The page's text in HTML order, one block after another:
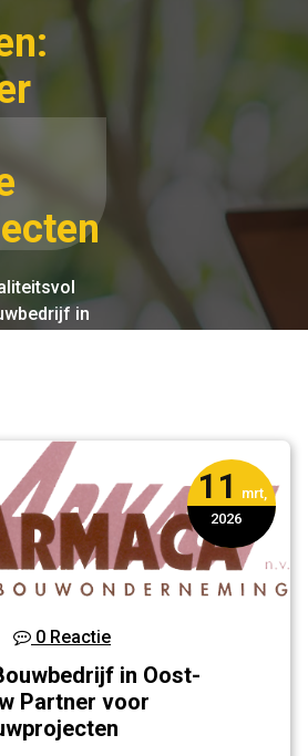
in
11
mrt,
2026
0 Reactie
in Oost-
Partner voor